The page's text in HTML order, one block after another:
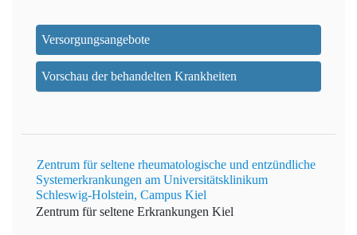
Versorgungsangebote
Vorschau der behandelten Krankheiten
Zentrum für seltene rheumatologische und entzündliche
Systemerkrankungen am Universitätsklinikum
Schleswig-Holstein, Campus Kiel
Zentrum für seltene Erkrankungen Kiel